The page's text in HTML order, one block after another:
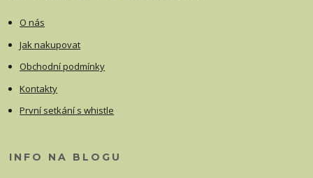
O nás
Jak nakupovat
Obchodní podmínky
Kontakty
První setkání s whistle
INFO NA BLOGU